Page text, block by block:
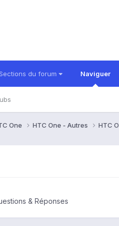
Sections du forum Naviguer
One HTC One - Autres HTC
& Réponses